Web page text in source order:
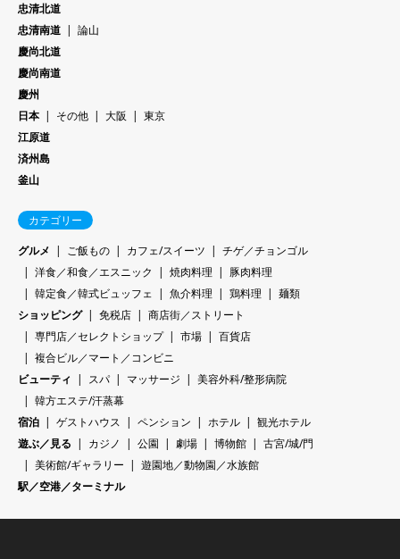
忠清北道
忠清南道
論山
慶尚北道
慶尚南道
慶州
日本
その他 大阪
東京
江原道
済州島
釜山
カテゴリー
グルメ
ご飯もの カフェ/スイーツ
チゲ／チョンゴル
洋食／和食／エスニック
焼肉料理
豚肉料理
韓定食／韓式ビュッフェ
魚介料理 鶏料理
麺類
ショッピング
免税店
商店街／ストリート
専門店／セレクトショップ
市場
百貨店
複合ビル／マート／コンビニ
ビューティ
スパ マッサージ
美容外科/整形病院
韓方エステ/汗蒸幕
宿泊
ゲストハウス ペンション ホテル
観光ホテル
遊ぶ／見る
カジノ 公園 劇場 博物館
古宮/城/門
美術館/ギャラリー
遊園地／動物園／水族館
駅／空港／ターミナル